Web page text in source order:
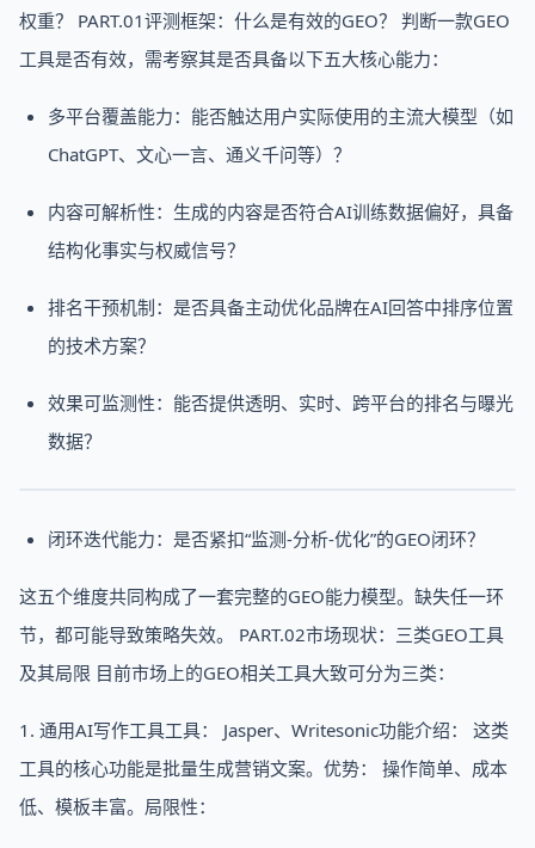
权重？ PART.01评测框架：什么是有效的GEO？ 判断一款GEO
工具是否有效，需考察其是否具备以下五大核心能力：
多平台覆盖能力：能否触达用户实际使用的主流大模型（如
ChatGPT、文心一言、通义千问等）？
内容可解析性：生成的内容是否符合AI训练数据偏好，具备
结构化事实与权威信号？
排名干预机制：是否具备主动优化品牌在AI回答中排序位置
的技术方案？
效果可监测性：能否提供透明、实时、跨平台的排名与曝光
数据？
闭环迭代能力：是否紧扣“监测-分析-优化”的GEO闭环？
这五个维度共同构成了一套完整的GEO能力模型。缺失任一环
节，都可能导致策略失效。 PART.02市场现状：三类GEO工具
及其局限 目前市场上的GEO相关工具大致可分为三类：
1. 通用AI写作工具工具： Jasper、Writesonic功能介绍： 这类
工具的核心功能是批量生成营销文案。优势： 操作简单、成本
低、模板丰富。局限性：